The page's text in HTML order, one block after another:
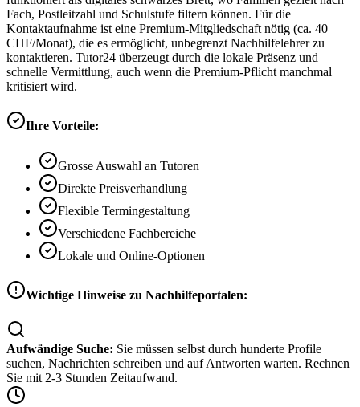
Fach, Postleitzahl und Schulstufe filtern können. Für die
Kontaktaufnahme ist eine Premium-Mitgliedschaft nötig (ca. 40
CHF/Monat), die es ermöglicht, unbegrenzt Nachhilfelehrer zu
kontaktieren. Tutor24 überzeugt durch die lokale Präsenz und
schnelle Vermittlung, auch wenn die Premium-Pflicht manchmal
kritisiert wird.
Ihre Vorteile:
Grosse Auswahl an Tutoren
Direkte Preisverhandlung
Flexible Termingestaltung
Verschiedene Fachbereiche
Lokale und Online-Optionen
Wichtige Hinweise zu Nachhilfeportalen:
Aufwändige Suche: Sie müssen selbst durch hunderte Profile
suchen, Nachrichten schreiben und auf Antworten warten. Rechnen
Sie mit 2-3 Stunden Zeitaufwand.